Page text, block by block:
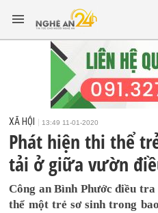
XÃ HỘI 13:49 11-01-2020
Phát hiện thi thể
tải ở giữa vườn
Công an Bình Phước điều
thể một trẻ sơ sinh trong